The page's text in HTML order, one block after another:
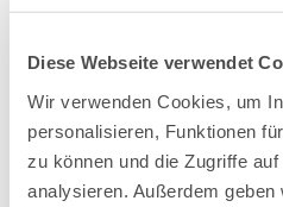
Diese Webseite verwendet
Wir verwenden Cookies, um
personalisieren, Funktionen
zu können und die Zugriffe
analysieren. Außerdem
Zusammenarbeit, das
während der NS-Diktatur
Atomwaffenstützpunkt
zu 20 Atombomben ist
Schrecken und Drohungen